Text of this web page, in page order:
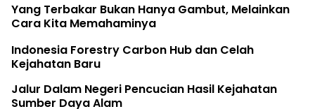
Yang Terbakar Bukan Hanya Gambut, Melainkan
Cara Kita Memahaminya
Indonesia Forestry Carbon Hub dan Celah
Kejahatan Baru
Jalur Dalam Negeri Pencucian Hasil Kejahatan
Sumber Daya Alam